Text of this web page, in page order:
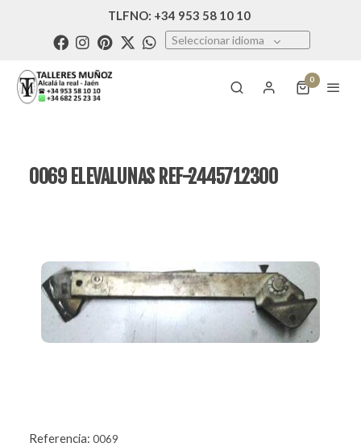
TLFNO: +34 953 58 10 10
Seleccionar idioma
0
0069 ELEVALUNAS REF-2445712300
Referencia: 0069